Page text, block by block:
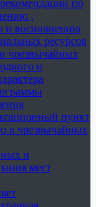
по
,
и восполнению
ресурсов
чрезвычайных
и
пункт
в чрезвычайных
и
мест